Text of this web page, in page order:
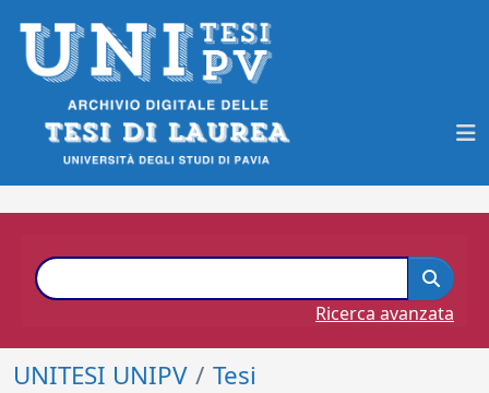
Ricerca avanzata
UNITESI UNIPV
Tesi